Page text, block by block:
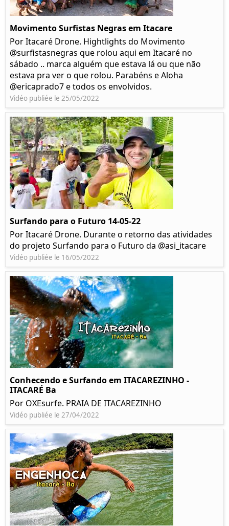
Movimento Surfistas Negras em Itacare
Por Itacaré Drone. Hightlights do Movimento
@surfistasnegras que rolou aqui em Itacaré no
sábado .. marca alguém que estava lá ou que não
estava pra ver o que rolou. Parabéns e Aloha
@ericaprado7 e todos os envolvidos.
Vidéo publiée le 25/05/2022
Surfando para o Futuro 14-05-22
Por Itacaré Drone. Durante o retorno das atividades
do projeto Surfando para o Futuro da @asi_itacare
Vidéo publiée le 16/05/2022
Conhecendo e Surfando em ITACAREZINHO -
ITACARÉ Ba
Por OXEsurfe. PRAIA DE ITACAREZINHO
Vidéo publiée le 27/04/2022